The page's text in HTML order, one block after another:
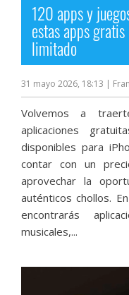
120 apps y
estas apps
limitado
31 mayo 2026, 18:13 |
Volvemos a
aplicaciones
disponibles para
contar con un
aprovechar la
auténticos chollos.
encontrarás
musicales,...